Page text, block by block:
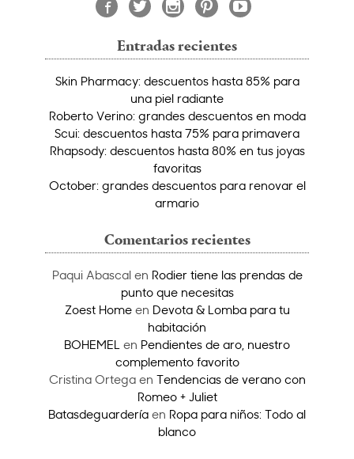
Entradas recientes
Skin Pharmacy: descuentos hasta 85% para
una piel radiante
Roberto Verino: grandes descuentos en moda
Scui: descuentos hasta 75% para primavera
Rhapsody: descuentos hasta 80% en tus joyas
favoritas
October: grandes descuentos para renovar el
armario
Comentarios recientes
Paqui Abascalen Rodier tiene las prendas de
punto que necesitas
Zoest Homeen Devota & Lomba para tu
habitación
BOHEMEL en Pendientes de aro, nuestro
complemento favorito
Cristina Ortegaen Tendencias de verano con
Romeo + Juliet
Batasdeguardería en Ropa para niños: Todo al
blanco